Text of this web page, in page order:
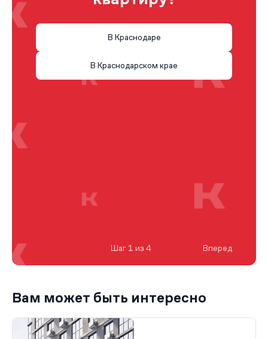
В Краснодаре
В Краснодарском крае
Шаг 1 из 4 Вперед
Вам может быть интересно